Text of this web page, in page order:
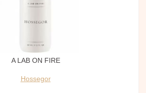
A LAB ON FIRE
Hossegor